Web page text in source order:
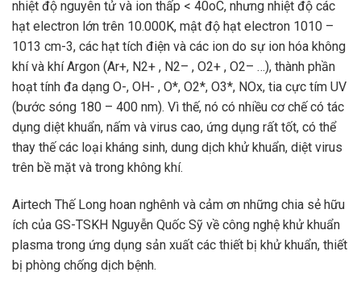
nhiệt độ nguyên tử và ion thấp < 40oC, nhưng nhiệt độ các
hạt electron lớn trên 10.000K, mật độ hạt electron 1010 –
1013 cm-3, các hạt tích điện và các ion do sự ion hóa không
khí và khí Argon (Ar+, N2+ , N2– , O2+ , O2– …), thành phần
hoạt tính đa dạng O-, OH- , O*, O2*, O3*, NOx, tia cực tím UV
(bước sóng 180 – 400 nm). Vì thế, nó có nhiều cơ chế có tác
dụng diệt khuẩn, nấm và virus cao, ứng dụng rất tốt, có thể
thay thế các loại kháng sinh, dung dịch khử khuẩn, diệt virus
trên bề mặt và trong không khí.
Airtech Thế Long hoan nghênh và cảm ơn những chia sẻ hữu
ích của GS-TSKH Nguyễn Quốc Sỹ về công nghệ khử khuẩn
plasma trong ứng dụng sản xuất các thiết bị khử khuẩn, thiết
bị phòng chống dịch bệnh.